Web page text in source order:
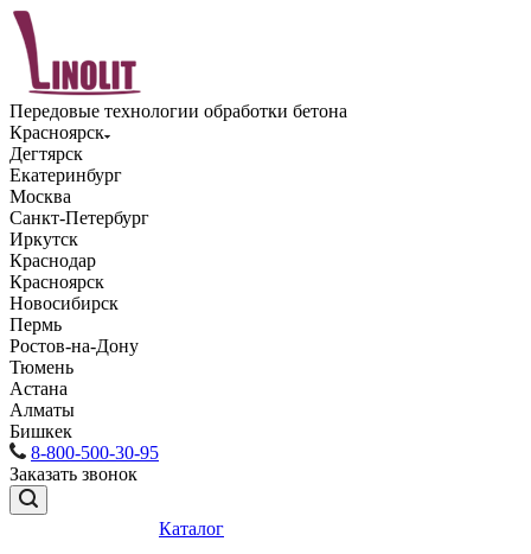
Передовые технологии обработки бетона
Красноярск
Дегтярск
Екатеринбург
Москва
Санкт-Петербург
Иркутск
Краснодар
Красноярск
Новосибирск
Пермь
Ростов-на-Дону
Тюмень
Астана
Алматы
Бишкек
8-800-500-30-95
Заказать звонок
Каталог